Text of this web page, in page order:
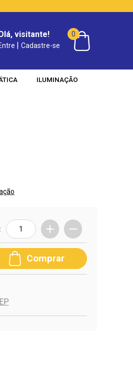
visitante!
| Cadastre-se
0
ILUMINAÇÃO
Comprar